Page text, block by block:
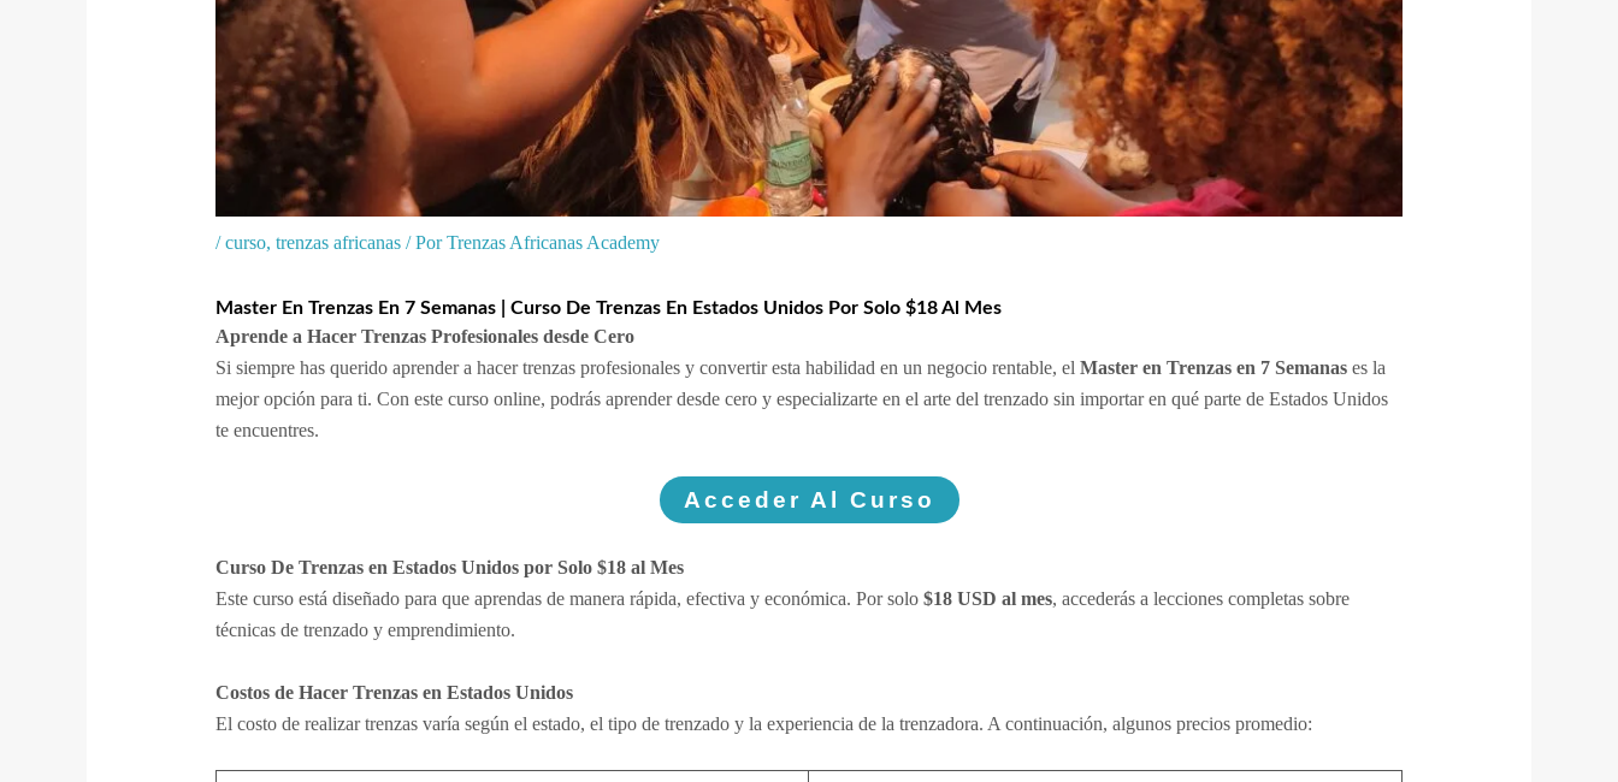
/curso, trenzas africanas/ PorTrenzas Africanas Academy
Master En Trenzas En 7 Semanas | Curso De Trenzas En Estados Unidos Por Solo $18 Al Mes
Aprende a Hacer Trenzas Profesionales desde Cero
Si siempre has querido aprender a hacer trenzas profesionales y convertir esta habilidad en un negocio rentable, el Master en Trenzas en 7 Semanases la
mejor opción para ti. Con este curso online, podrás aprender desde cero y especializarte en el arte del trenzado sin importar en qué parte de Estados Unidos
te encuentres.
Acceder Al Curso
Curso De Trenzas en Estados Unidos por Solo $18 al Mes
Este curso está diseñado para que aprendas de manera rápida, efectiva y económica. Por solo $18 USD al mes, accederás a lecciones completas sobre
técnicas de trenzado y emprendimiento.
Costos de Hacer Trenzas en Estados Unidos
El costo de realizar trenzas varía según el estado, el tipo de trenzado y la experiencia de la trenzadora. A continuación, algunos precios promedio: